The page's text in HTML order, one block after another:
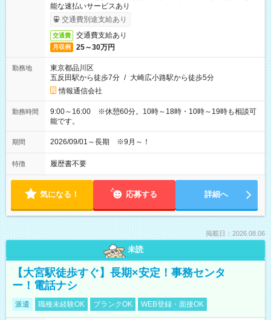
能な速払いサービスあり
交通費別途支給あり
交通費 交通費支給あり
月収例 25～30万円
勤務地
東京都品川区
五反田駅から徒歩7分 / 大崎広小路駅から徒歩5分
情報通信会社
勤務時間
9:00～16:00 ※休憩60分。10時～18時・10時～19時も相談可
能です。
期間 2026/09/01～長期 ※9月～！
特徴 履歴書不要
気になる！ 応募する 詳細へ
掲載日：2026.08.06
未読
【大宮駅徒歩すぐ】長期×安定！事務センタ
ー！電話ナシ
派遣 職種未経験OK ブランクOK WEB登録・面接OK